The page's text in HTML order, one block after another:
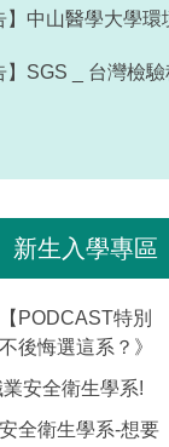
】中山醫學大學
】SGS _ 台灣檢
新生入學專區
PODCAST特別
後悔選這系？》
安全衛生學系!
全衛生學系-想要